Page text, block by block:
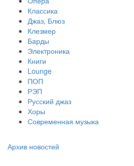
Классика
Джаз, Блюз
Клезмер
Барды
Электроника
Книги
Lounge
ПОП
РЭП
Русский джаз
Хоры
Современная музыка
Архив новостей